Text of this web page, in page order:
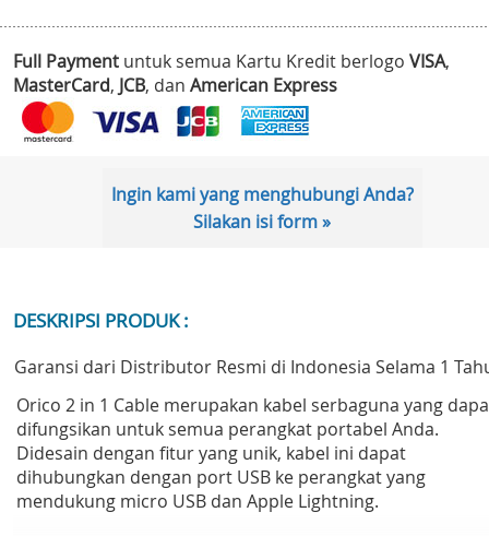
Full Payment untuk semua Kartu Kredit berlogo VISA,
MasterCard, JCB, dan American Express
Ingin kami yang menghubungi Anda?
Silakan isi form »
DESKRIPSI PRODUK :
Garansi dari Distributor Resmi di Indonesia Selama 1
Orico 2 in 1 Cable merupakan kabel serbaguna yang
difungsikan untuk semua perangkat portabel Anda.
Didesain dengan fitur yang unik, kabel ini dapat
dihubungkan dengan port USB ke perangkat yang
mendukung micro USB dan Apple Lightning.